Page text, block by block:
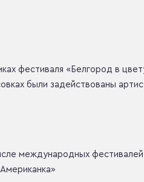
фестиваля «Белгород в
были задействованы
международных